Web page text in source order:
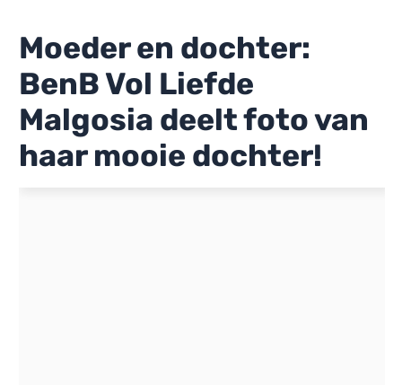
Moeder en dochter:
BenB Vol Liefde
Malgosia deelt foto van
haar mooie dochter!